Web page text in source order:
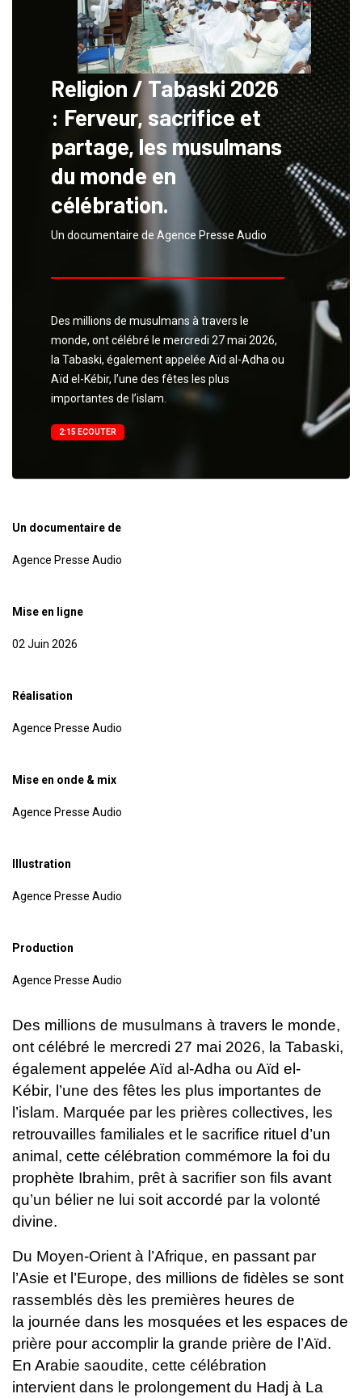
Religion / Tabaski 2026
: Ferveur, sacrifice et
partage, les musulmans
du monde en
célébration.
Un documentaire de Agence Presse Audio
Des millions de musulmans à travers le
monde, ont célébré le mercredi 27 mai 2026,
la Tabaski, également appelée Aïd al-Adha ou
Aïd el-Kébir, l’une des fêtes les plus
importantes de l’islam.
2:15 ECOUTER
Un documentaire de
Agence Presse Audio
Mise en ligne
02 Juin 2026
Réalisation
Agence Presse Audio
Mise en onde & mix
Agence Presse Audio
Illustration
Agence Presse Audio
Production
Agence Presse Audio
Des millions de musulmans à travers le monde,
ont célébré le mercredi 27 mai 2026, la Tabaski,
également appelée Aïd al-Adha ou Aïd el-
Kébir, l’une des fêtes les plus importantes de
l’islam. Marquée par les prières collectives, les
retrouvailles familiales et le sacrifice rituel d’un
animal, cette célébration commémore la foi du
prophète Ibrahim, prêt à sacrifier son fils avant
qu’un bélier ne lui soit accordé par la volonté
divine.
Du Moyen-Orient à l’Afrique, en passant par
l’Asie et l’Europe, des millions de fidèles se sont
rassemblés dès les premières heures de
la journée dans les mosquées et les espaces de
prière pour accomplir la grande prière de l’Aïd.
En Arabie saoudite, cette célébration
intervient dans le prolongement du Hadj à La